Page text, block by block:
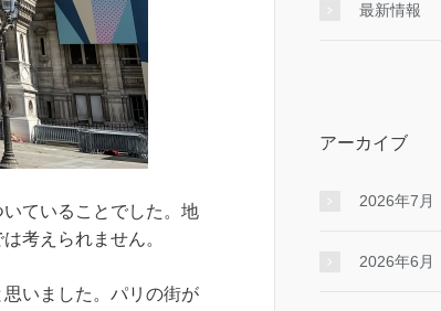
ていることでした。地
考えられません。
いました。パリの街が
最新情報
アーカイブ
2026年7月
2026年6月